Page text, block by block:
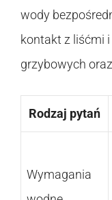
wody
kontakt z liśćmi
grzybowych
Rodzaj pytań
Wymagania